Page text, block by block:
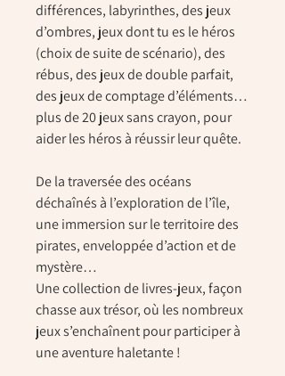
différences, labyrinthes, des jeux
d’ombres, jeux dont tu es le héros
(choix de suite de scénario), des
rébus, des jeux de double parfait,
des jeux de comptage d’éléments…
plus de 20 jeux sans crayon, pour
aider les héros à réussir leur quête.
De la traversée des océans
déchaînés à l’exploration de l’île,
une immersion sur le territoire des
pirates, enveloppée d’action et de
mystère…
Une collection de livres-jeux, façon
chasse aux trésor, où les nombreux
jeux s’enchaînent pour participer à
une aventure haletante !